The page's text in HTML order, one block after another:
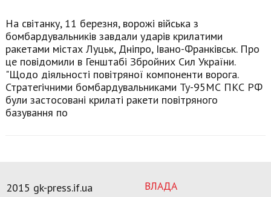
На світанку, 11 березня, ворожі війська з
бомбардувальників завдали ударів крилатими
ракетами містах Луцьк, Дніпро, Івано-Франківськ. Про
це повідомили в Генштабі Збройних Сил України.
"Щодо діяльності повітряної компоненти ворога.
Стратегічними бомбардувальниками Ту-95МС ПКС РФ
були застосовані крилаті ракети повітряного
базування по
ВЛАДА
2015 gk-press.if.ua